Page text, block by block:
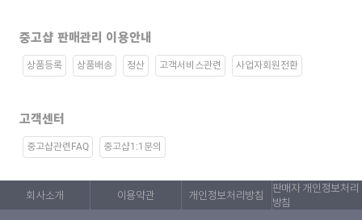
중고샵 판매관리 이용안내
상품등록 상품배송 정산 고객서비스관련 사업자회원전환
고객센터
중고샵관련FAQ 중고샵1:1문의
회사소개 이용약관 개인정보처리방침
판매자 개인정보처리
방침